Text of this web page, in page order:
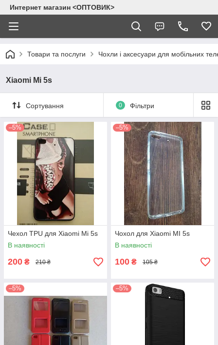
Интернет магазин <ОПТОВИК>
Товари та послуги Чохли і аксесуари для мобільних
Xiaomi Mi 5s
Сортування 0 Фільтри
–5%
Чехол TPU для Xiaomi Mi 5s
В наявності
200 ₴ 210 ₴
–5%
Чохол для Xiaomi MI 5s
В наявності
100 ₴ 105 ₴
–5% –5%